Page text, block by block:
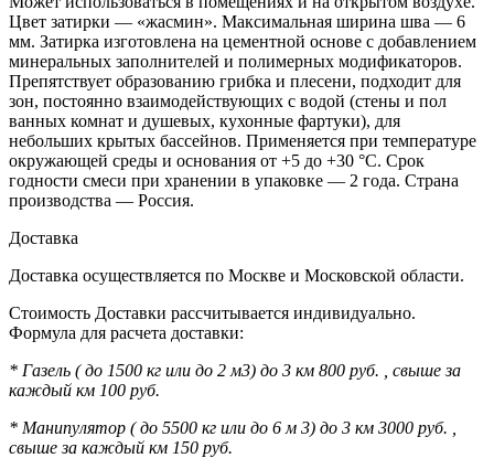
Цвет затирки — «жасмин». Максимальная ширина шва — 6
мм. Затирка изготовлена на цементной основе с добавлением
минеральных заполнителей и полимерных модификаторов.
Препятствует образованию грибка и плесени, подходит для
зон, постоянно взаимодействующих с водой (стены и пол
ванных комнат и душевых, кухонные фартуки), для
небольших крытых бассейнов. Применяется при температуре
окружающей среды и основания от +5 до +30 °C. Срок
годности смеси при хранении в упаковке — 2 года. Страна
производства — Россия.
Доставка
Доставка осуществляется по Москве и Московской области.
Стоимость Доставки рассчитывается индивидуально.
Формула для расчета доставки:
* Газель ( до 1500 кг или до 2 м3) до 3 км 800 руб. , свыше за
каждый км 100 руб.
* Манипулятор ( до 5500 кг или до 6 м 3) до 3 км 3000 руб. ,
свыше за каждый км 150 руб.